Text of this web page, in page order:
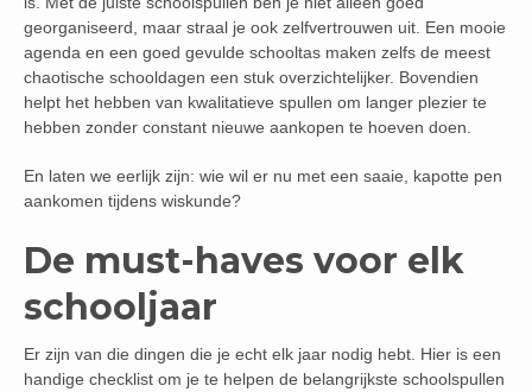
georganiseerd, maar straal je ook zelfvertrouwen uit. Een mooie
agenda en een goed gevulde schooltas maken zelfs de meest
chaotische schooldagen een stuk overzichtelijker. Bovendien
helpt het hebben van kwalitatieve spullen om langer plezier te
hebben zonder constant nieuwe aankopen te hoeven doen.
En laten we eerlijk zijn: wie wil er nu met een saaie, kapotte pen
aankomen tijdens wiskunde?
De must-haves voor elk
schooljaar
Er zijn van die dingen die je echt elk jaar nodig hebt. Hier is een
handige checklist om je te helpen de belangrijkste schoolspullen